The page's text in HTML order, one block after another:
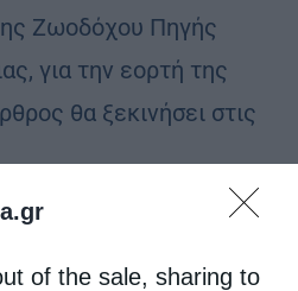
of the sale, sharing to
Ζωοδόχου Πηγής
για την εορτή της
θα ξεκινήσει στις